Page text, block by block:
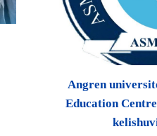
Angren
Education